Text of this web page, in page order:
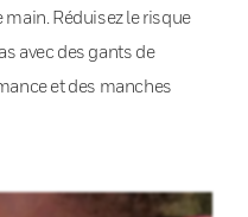
Réduisez le risque
avec des gants de
et des manches